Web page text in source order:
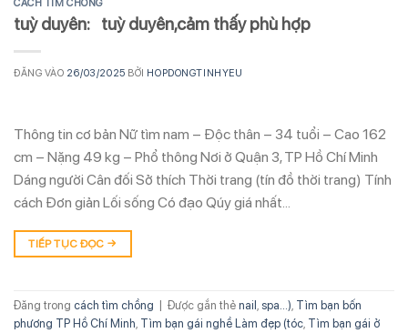
CÁCH TÌM CHỒNG
tuỳ duyên: tuỳ duyên,cảm thấy phù hợp
ĐĂNG VÀO 26/03/2025 BỞI HOPDONGTINHYEU
Thông tin cơ bản Nữ tìm nam – Độc thân – 34 tuổi – Cao 162
cm – Nặng 49 kg – Phổ thông Nơi ở Quận 3, TP Hồ Chí Minh
Dáng người Cân đối Sở thích Thời trang (tín đồ thời trang) Tính
cách Đơn giản Lối sống Có đạo Qúy giá nhất…
TIẾP TỤC ĐỌC →
Đăng trong cách tìm chồng Được gắn thẻ nail spa...) Tìm bạn bốn
phương TP Hồ Chí Minh Tìm bạn gái nghề Làm đẹp (tóc Tìm bạn gái ở